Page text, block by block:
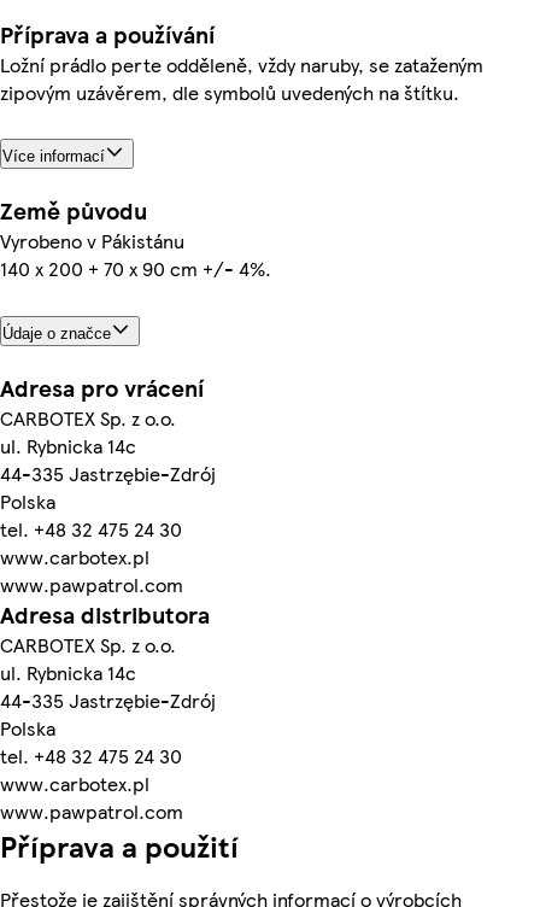
Příprava a používání
Ložní prádlo perte odděleně, vždy naruby, se zataženým
zipovým uzávěrem, dle symbolů uvedených na štítku.
Více informací
Země původu
Vyrobeno v Pákistánu
140 x 200 + 70 x 90 cm +/- 4%.
Údaje o značce
Adresa pro vrácení
CARBOTEX Sp. z o.o.
ul. Rybnicka 14c
44-335 Jastrzębie-Zdrój
Polska
tel. +48 32 475 24 30
www.carbotex.pl
www.pawpatrol.com
Adresa distributora
CARBOTEX Sp. z o.o.
ul. Rybnicka 14c
44-335 Jastrzębie-Zdrój
Polska
tel. +48 32 475 24 30
www.carbotex.pl
www.pawpatrol.com
Příprava a použití
Přestože je zajištění správných informací o výrobcích